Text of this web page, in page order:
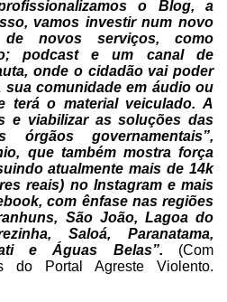
o Blog, a
vamos investir num novo
novos serviços, como
podcast e um canal de
onde o cidadão vai poder
sua comunidade em áudio ou
terá o materialveiculado. A
e viabilizar as soluções das
governamentais”,
que também mostraforça
atualmente mais de 14k
reais) no Instagram e mais
com ênfasenas regiões
São João, Lagoa do
Saloá, Paranatama,
e Águas Belas”.
(Com
do Portal Agreste Violento.